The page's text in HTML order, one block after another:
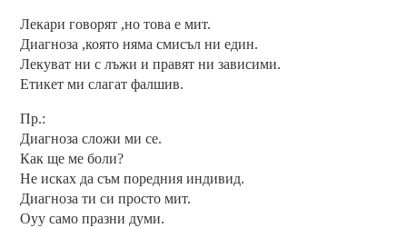
Лекари говорят ,но това е мит.
Диагноза ,която няма смисъл ни един.
Лекуват ни с лъжи и правят ни зависими.
Етикет ми слагат фалшив.
Пр.:
Диагноза сложи ми се.
Как ще ме боли?
Не исках да съм поредния индивид.
Диагноза ти си просто мит.
Оуу само празни думи.